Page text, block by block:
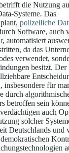
die Nutzung
Systeme. Das
polizeiliche
Software, auch
, automatisiert
da das
verwendet,
besitzt. Der
insbesondere für
durch
betroffen sein
auch
solcher
Deutschlands und